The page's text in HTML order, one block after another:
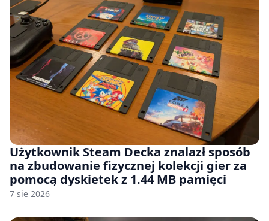
Użytkownik Steam Decka znalazł sposób
na zbudowanie fizycznej kolekcji gier za
pomocą dyskietek z 1.44 MB pamięci
7 sie 2026